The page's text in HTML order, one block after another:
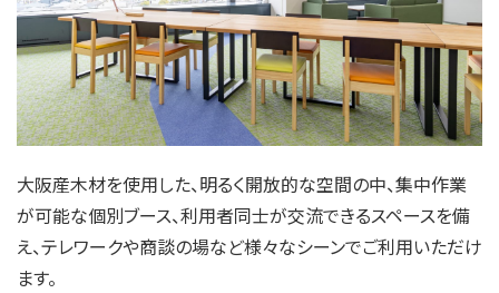
大阪産木材を使用した、明るく開放的な空間の中、集中作業
が可能な個別ブース、利用者同士が交流できるスペースを備
え、テレワークや商談の場など様々なシーンでご利用いただけ
ます。